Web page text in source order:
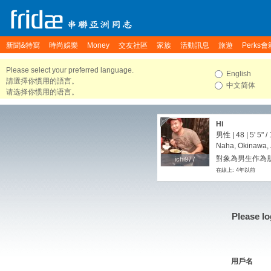
新聞&特寫 時尚娛樂 Money 交友社區 家族 活動訊息 旅遊 Perks會
Please select your preferred language.
請選擇你慣用的語言。
请选择你惯用的语言。
English
中文简体
ichi977
ichi977
Hi
男性 | 48 | 5' 5" /
Naha, Okinawa,
對象為男生作為
在線上: 4年以前
Please
用戶名